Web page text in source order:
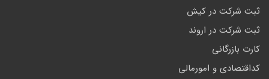
ثبت شرکت در کیش
ثبت شرکت در اروند
کارت بازرگانی
کداقتصادی و امورمالی